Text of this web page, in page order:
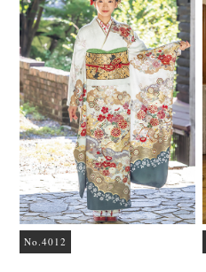
No.4012